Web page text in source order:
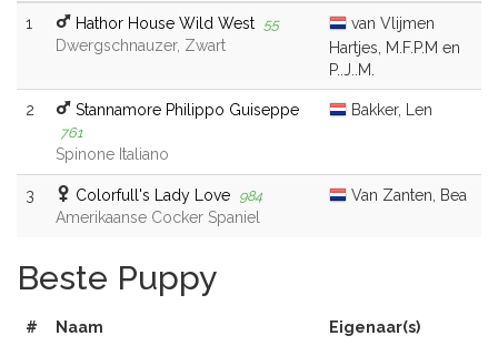
1 Hathor House Wild West 55
Dwergschnauzer, Zwart
van Vlijmen
Hartjes, M.F.P.M en
P..J..M.
2 Stannamore Philippo Guiseppe
761
Spinone Italiano
Bakker, Len
3 Colorfull's Lady Love 984
Amerikaanse Cocker Spaniel
Van Zanten, Bea
Beste Puppy
# Naam Eigenaar(s)